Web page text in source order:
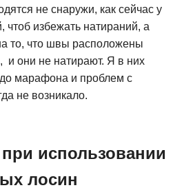
не снаружи, как сейчас у
избежать натираний, а
то, что швы расположены
и они не натирают. Я в них
марафона и проблем с
не возникало.
использовании
лосин